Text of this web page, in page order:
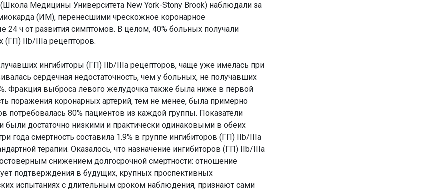
Медицины Университета New York-Stony Brook) наблюдали за
(ИМ), перенесшими чрескожное коронарное
ч от развития симптомов. В целом, 40% больных получали
(ГП) IIb/IIIa рецепторов.
ингибиторы (ГП) IIb/IIIa рецепторов, чаще уже имелась при
сердечная недостаточность, чем у больных, не получавших
Фракция выброса левого желудочка также была ниже в первой
поражения коронарных артерий, тем не менее, была примерно
потребовалась 80% пациентов из каждой группы. Показатели
были достаточно низкими и практически одинаковыми в обеих
года смертность составила 1.9% в группе ингибиторов (ГП) IIb/IIIa
терапии. Оказалось, что назначение ингибиторов (ГП) IIb/IIIa
снижением долгосрочной смертности: отношение
подтверждения в будущих, крупных проспективных
испытаниях с длительным сроком наблюдения, признают сами